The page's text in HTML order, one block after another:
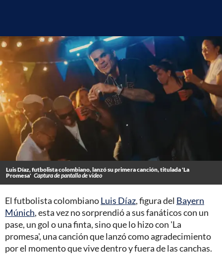
Luis Díaz, futbolista colombiano, lanzó su primera canción, titulada 'La
Promesa' Captura de pantalla de video
El futbolista colombianoLuis Díaz, figura del Bayern
Múnich, esta vez no sorprendió a sus fanáticos con un
pase, un gol o una finta, sino que lo hizo con 'La
promesa', una canción que lanzó como agradecimiento
por el momento que vive dentro y fuera de las canchas.